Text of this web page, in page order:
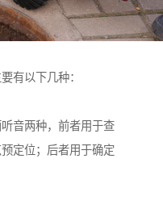
有以下几种：
音两种，前者用于查
定位；后者用于确定